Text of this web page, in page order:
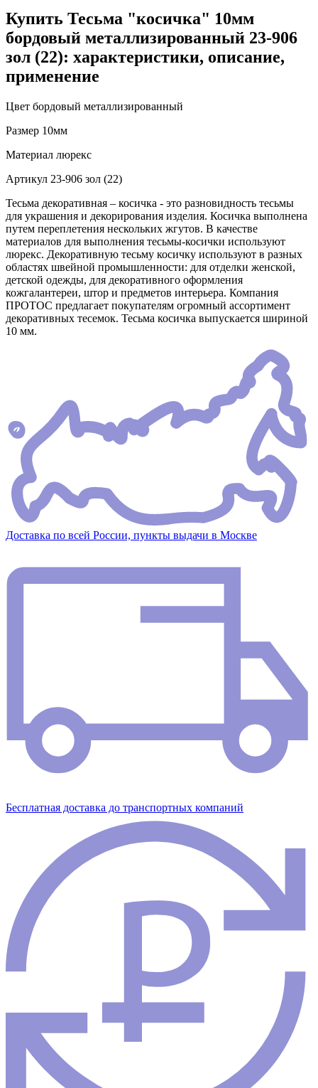
Купить Тесьма "косичка" 10мм
бордовый металлизированный 23-906
зол (22): характеристики, описание,
применение
Цвет бордовый металлизированный
Размер 10мм
Материал люрекс
Артикул 23-906 зол (22)
Тесьма декоративная – косичка - это разновидность тесьмы
для украшения и декорирования изделия. Косичка выполнена
путем переплетения нескольких жгутов. В качестве
материалов для выполнения тесьмы-косички используют
люрекс. Декоративную тесьму косичку используют в разных
областях швейной промышленности: для отделки женской,
детской одежды, для декоративного оформления
кожгалантереи, штор и предметов интерьера. Компания
ПРОТОС предлагает покупателям огромный ассортимент
декоративных тесемок. Тесьма косичка выпускается шириной
10 мм.
Доставка по всей России, пункты выдачи в Москве
Бесплатная доставка до транспортных компаний